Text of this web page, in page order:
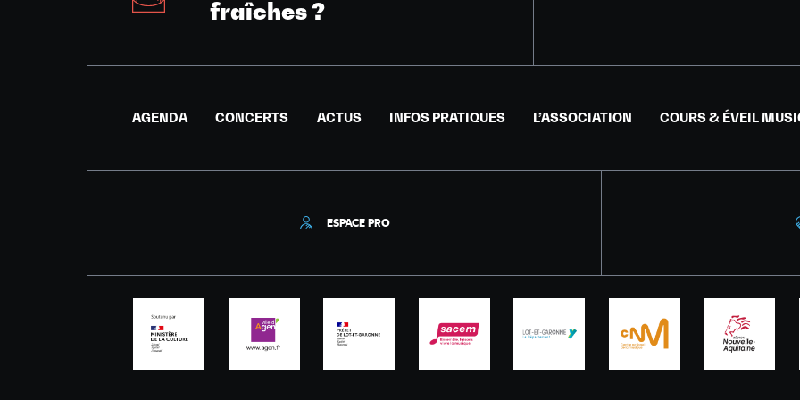
fraîches ?
AGENDA CONCERTS ACTUS INFOS PRATIQUES L’ASSOCIATION COURS & ÉVEIL
ESPACE PRO